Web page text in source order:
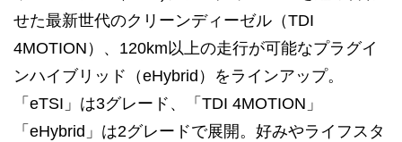
せた最新世代のクリーンディーゼル（TDI
4MOTION）、120km以上の走行が可能なプラグイ
ンハイブリッド（eHybrid）をラインアップ。
「eTSI」は3グレード、「TDI 4MOTION」
「eHybrid」は2グレードで展開。好みやライフスタ